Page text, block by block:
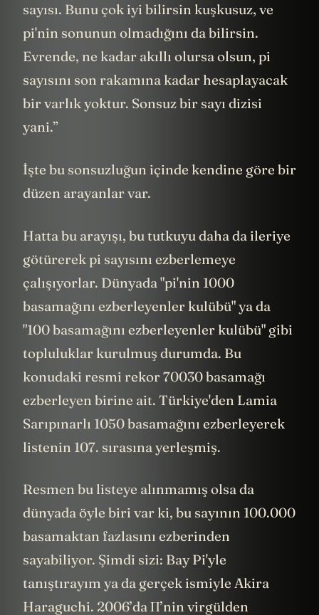
sayısı. Bunu çok iyi bilirsin kuşkusuz, ve
pi'nin sonunun olmadığını da bilirsin.
Evrende, ne kadar akıllı olursa olsun, pi
sayısını son rakamına kadar hesaplayacak
bir varlık yoktur. Sonsuz bir sayı dizisi
yani.”
İşte bu sonsuzluğun içinde kendine göre bir
düzen arayanlar var.
Hatta bu arayışı, bu tutkuyu daha da ileriye
götürerek pi sayısını ezberlemeye
çalışıyorlar. Dünyada "pi'nin 1000
basamağını ezberleyenler kulübü" ya da
"100 basamağını ezberleyenler kulübü" gibi
topluluklar kurulmuş durumda. Bu
konudaki resmi rekor 70030 basamağı
ezberleyen birine ait. Türkiye'den Lamia
Sarıpınarlı 1050 basamağını ezberleyerek
listenin 107. sırasına yerleşmiş.
Resmen bu listeye alınmamış olsa da
dünyada öyle biri var ki, bu sayının 100.000
basamaktan fazlasını ezberinden
sayabiliyor. Şimdi sizi: Bay Pi'yle
tanıştırayım ya da gerçek ismiyle Akira
Haraguchi. 2006’da Π’nin virgülden